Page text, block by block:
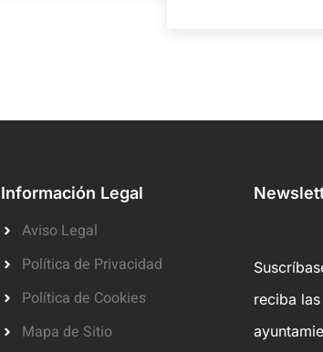
Información Legal
Aviso Legal
Política de Privacidad
Política de Cookies
Mapa de Sitio
reciba